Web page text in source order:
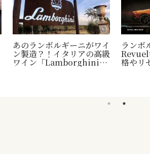
あのランボルギーニがワイ
ン製造？！イタリアの高級
ワイン「Lamborghini」
ランボ
格やリ